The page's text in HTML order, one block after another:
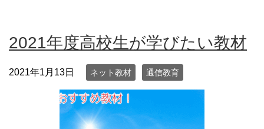
2021年度高校生が学びたい教材
2021年1月13日 ネット教材 通信教育